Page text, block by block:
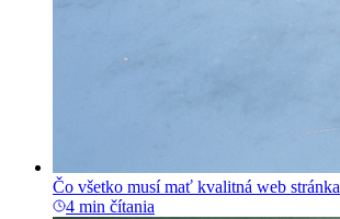
Čo všetko musí mať kvalitná web stránka
4 min čítania